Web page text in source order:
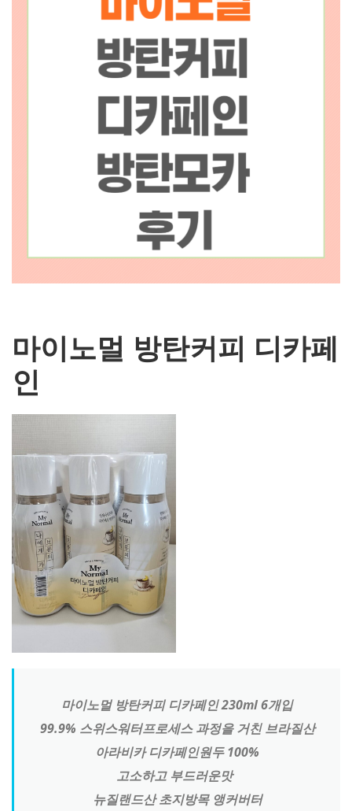
마이노멀 방탄커피 디카페
인
마이노멀 방탄커피 디카페인 230ml 6개입
99.9% 스위스워터프로세스 과정을 거친 브라질산
아라비카 디카페인원두 100%
고소하고 부드러운맛
뉴질랜드산 초지방목 앵커버터